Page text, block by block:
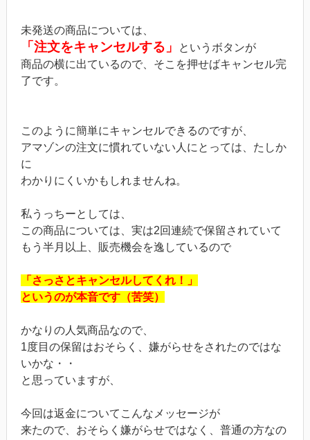
未発送の商品については、
「注文をキャンセルする」
というボタンが
商品の横に出ているので、そこを押せばキャンセル完
了です。
このように簡単にキャンセルできるのですが、
アマゾンの注文に慣れていない人にとっては、たしか
に
わかりにくいかもしれませんね。
私うっちーとしては、
この商品については、実は2回連続で保留されていて
もう半月以上、販売機会を逸しているので
「さっさとキャンセルしてくれ！」
というのが本音です（苦笑）
かなりの人気商品なので、
1度目の保留はおそらく、嫌がらせをされたのではな
いかな・・
と思っていますが、
今回は返金についてこんなメッセージが
来たので、おそらく嫌がらせではなく、普通の方なの